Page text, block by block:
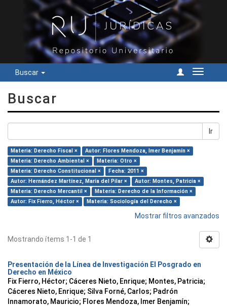
Buscar
Cambiar
Buscar
Ir
Materia: Derecho Fiscal ×
Autor: Flores Mendoza, Imer Benjamín ×
Materia: Derecho Ambiental ×
Materia: Otro ×
Materia: Derecho Constitucional ×
Fecha: 2011 ×
Autor: Hernández Martínez, María del Pilar ×
Autor: Montes, Patricia ×
Materia: Derecho Mercantil ×
Materia: Derecho de la Información ×
Autor: Fix Fierro, Héctor ×
Materia: Sociología del Derecho ×
Mostrar filtros avanzados
Mostrando ítems 1-1 de 1
Presentación de la Línea de Investigación El Posgrado en
Derecho en México
Fix Fierro, Héctor; Cáceres Nieto, Enrique; Montes, Patricia;
Cáceres Nieto, Enrique; Silva Forné, Carlos; Padrón
Innamorato, Mauricio; Flores Mendoza, Imer Benjamín;